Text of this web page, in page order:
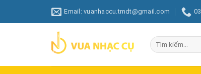
Email: vuanhaccu.tmdt@gmail.com
Tìm
kiếm: